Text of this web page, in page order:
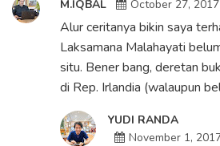
M.IQBAL October 27,
Alur ceritanya bikin saya
Laksamana Malahayati
situ. Bener bang, deretan
di Rep. Irlandia (walaupun
YUDI RANDA
November 1,